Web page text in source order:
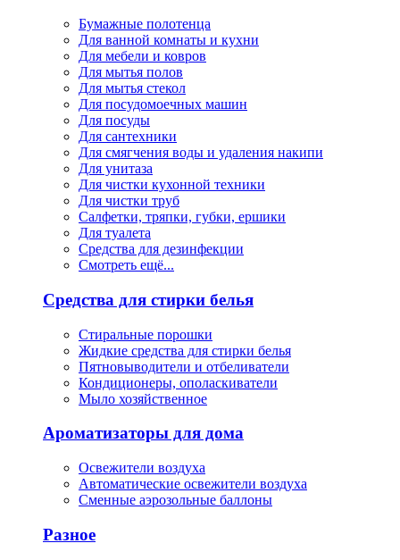
Бумажные полотенца
Для ванной комнаты и кухни
Для мебели и ковров
Для мытья полов
Для мытья стекол
Для посудомоечных машин
Для посуды
Для сантехники
Для смягчения воды и удаления накипи
Для унитаза
Для чистки кухонной техники
Для чистки труб
Салфетки, тряпки, губки, ершики
Для туалета
Средства для дезинфекции
Смотреть ещё...
Средства для стирки белья
Стиральные порошки
Жидкие средства для стирки белья
Пятновыводители и отбеливатели
Кондиционеры, ополаскиватели
Мыло хозяйственное
Ароматизаторы для дома
Освежители воздуха
Автоматические освежители воздуха
Сменные аэрозольные баллоны
Разное